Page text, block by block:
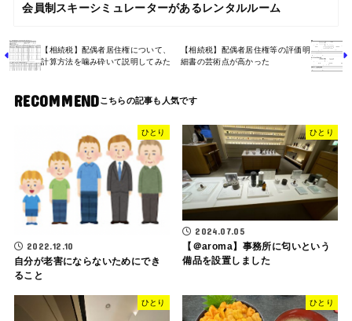
会員制スキーシミュレーターがあるレンタルルーム
【相続税】配偶者居住権について、
計算方法を噛み砕いて説明してみた
【相続税】配偶者居住権等の評価明
細書の芸術点が高かった
RECOMMEND
ひとり
2022.12.10
自分が老害にならないためにでき
ること
ひとり
2024.07.05
【＠aroma】事務所に匂いという
備品を設置しました
ひとり ひとり